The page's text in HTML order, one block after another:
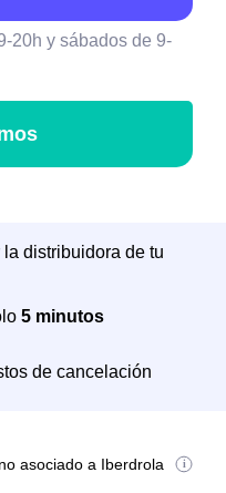
20h y sábados de 9-
distribuidora de tu
5 minutos
de cancelación
asociado a Iberdrola